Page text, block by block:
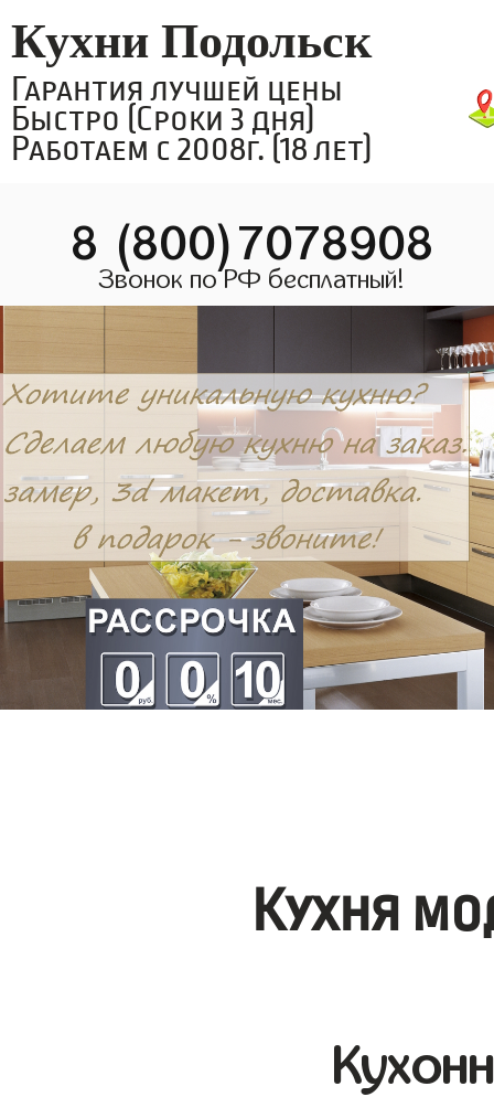
Кухни Подольск
Гарантия лучшей цены
Быстро (Сроки 3 дня)
Работаем с 2008г. (18 лет)
8 (800)7078908
Звонок по РФ бесплатный!
Кухня